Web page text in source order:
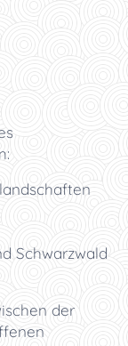
Schwarzwald
der